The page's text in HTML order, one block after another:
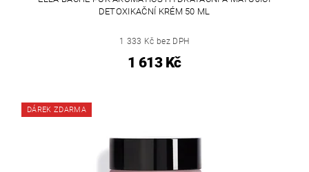
DETOXIKAČNÍ KRÉM 50 ML
1 333 Kč bez DPH
1 613 Kč
DÁREK ZDARMA